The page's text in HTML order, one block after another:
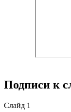
Подписи к
Слайд 1